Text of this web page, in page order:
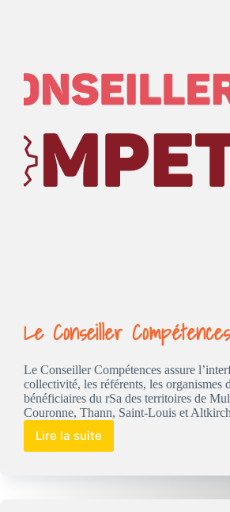
Le Conseiller Compétences
Le Conseiller Compétences assure
collectivité, les référents, les organismes
bénéficiaires du rSa des territoires de
Couronne, Thann, Saint-Louis et
Lire la suite
Le
Compétences